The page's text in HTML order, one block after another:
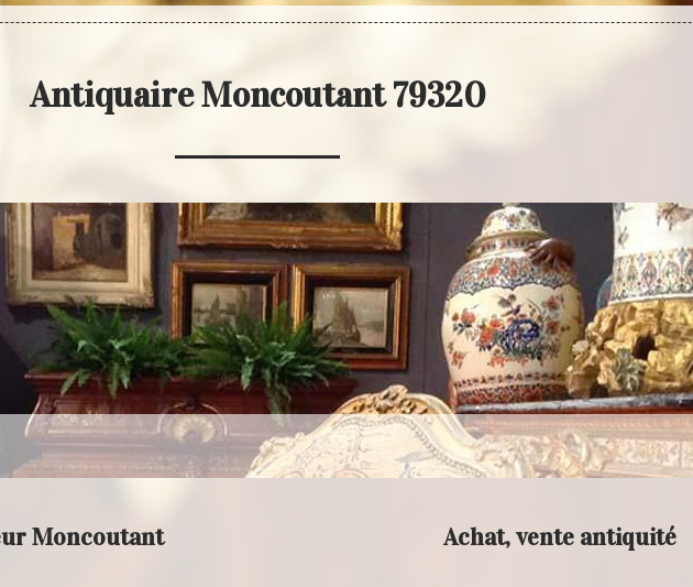
Antiquaire Moncoutant 79320
Moncoutant Achat, vente antiquité